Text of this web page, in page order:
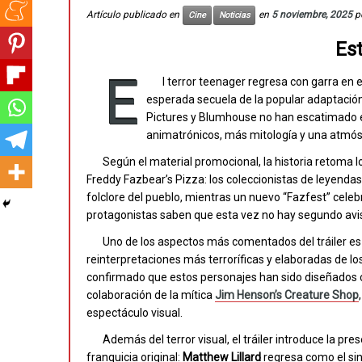
Artículo publicado en Cine Noticias en 5 noviembre, 2025
E
l terror teenager regresa con garra en
esperada secuela de la popular
Pictures y Blumhouse no han
animatrónicos, más mitología y una
Según el material promocional, la historia retoma
Freddy Fazbear’s Pizza: los coleccionistas de
folclore del pueblo, mientras un nuevo “Fazfest”
protagonistas saben que esta vez no hay segundo
Uno de los aspectos más comentados del tráiler
reinterpretaciones más terroríficas y elaboradas de
confirmado que estos personajes han sido
colaboración de la mítica Jim Henson’s Creature Shop
espectáculo visual.
Además del terror visual, el tráiler introduce la
franquicia original: Matthew Lillardregresa como el